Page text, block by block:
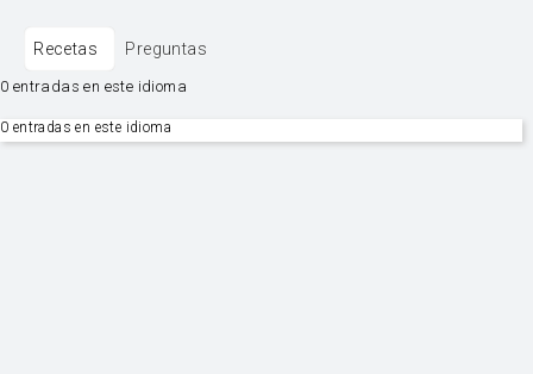
Recetas Preguntas
0 entradas en este idioma
0 entradas en este idioma